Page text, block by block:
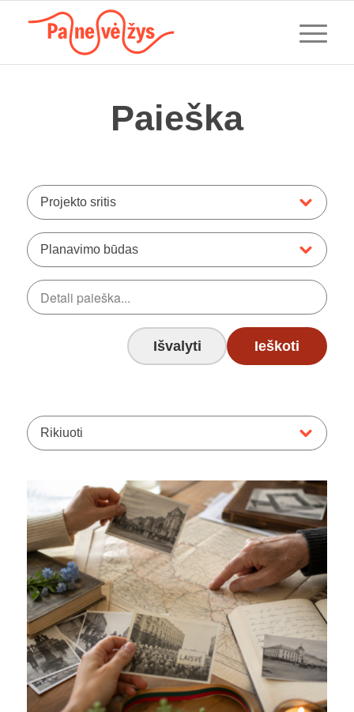
Paieška
Projekto sritis
Planavimo būdas
Išvalyti Ieškoti
Rikiuoti